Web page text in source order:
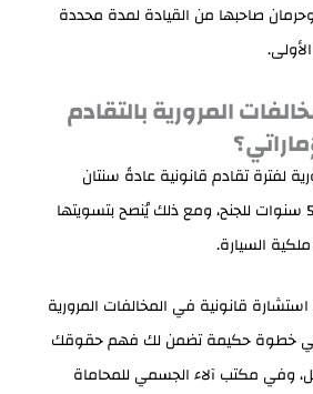
صاحبها من القيادة لمدة محددة
المرورية بالتقادم
لفترة تقادم قانونية عادةً سنتان
للمخالفات البسيطة و5 سنوات للجنح، ومع ذلك يُنصح بتسويتها
السيارة.
قانونية في المخالفات المرورية
هي خطوة حكيمة تضمن لك فهم حقوقك
وفي مكتب آلاء الجسمي للمحاماة